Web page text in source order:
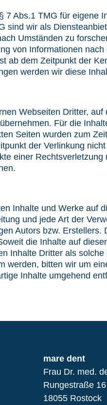
7 Abs.1 TMG für eigene
sind wir als
Umständen zu
von Informationen
ab dem Zeitpunkt der
werden wir diese
Webseiten Dritter,
Für die
Seiten wurden zum
der Verlinkung
einer
Inhalte und Werke auf
und jede Art der
Autors bzw.
die Inhalte auf
Inhalte Dritter als
werden, bitten wir um
Inhalte umgehend
mare dent
Frau Dr. med.
Rungestraße 16
18055 Rostock